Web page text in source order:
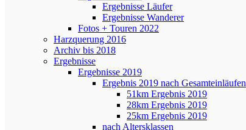
Ergebnisse Läufer
Ergebnisse Wanderer
Fotos + Touren 2022
Harzquerung 2016
Archiv bis 2018
Ergebnisse
Ergebnisse 2019
Ergebnis 2019 nach Gesamteinläufen
51km Ergebnis 2019
28km Ergebnis 2019
25km Ergebnis 2019
nach Altersklassen